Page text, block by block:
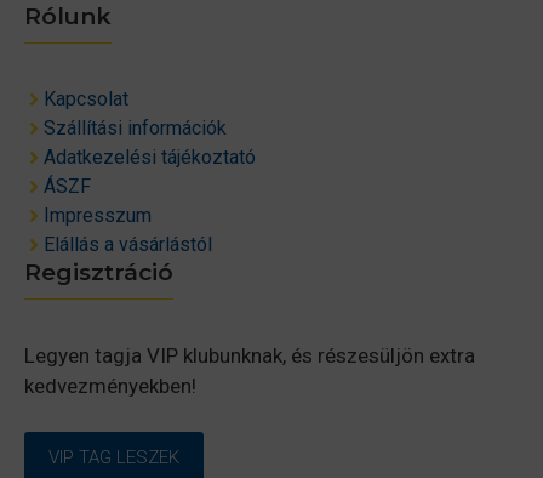
Rólunk
Kapcsolat
Szállítási információk
Adatkezelési tájékoztató
ÁSZF
Impresszum
Elállás a vásárlástól
Regisztráció
Legyen tagja VIP klubunknak, és részesüljön extra
kedvezményekben!
VIP TAG LESZEK